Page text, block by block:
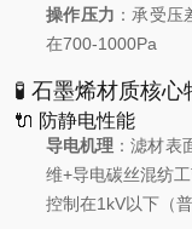
操作压力 ：承受
在700-1000Pa
🧪 石墨烯材质核心
🔌 防静电性能
导电机理 ：滤材表
维+导电碳丝混纺
控制在1kV以下（